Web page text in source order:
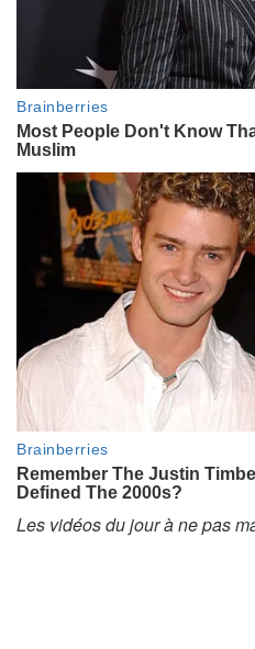
Les vidéos du jour à ne pas